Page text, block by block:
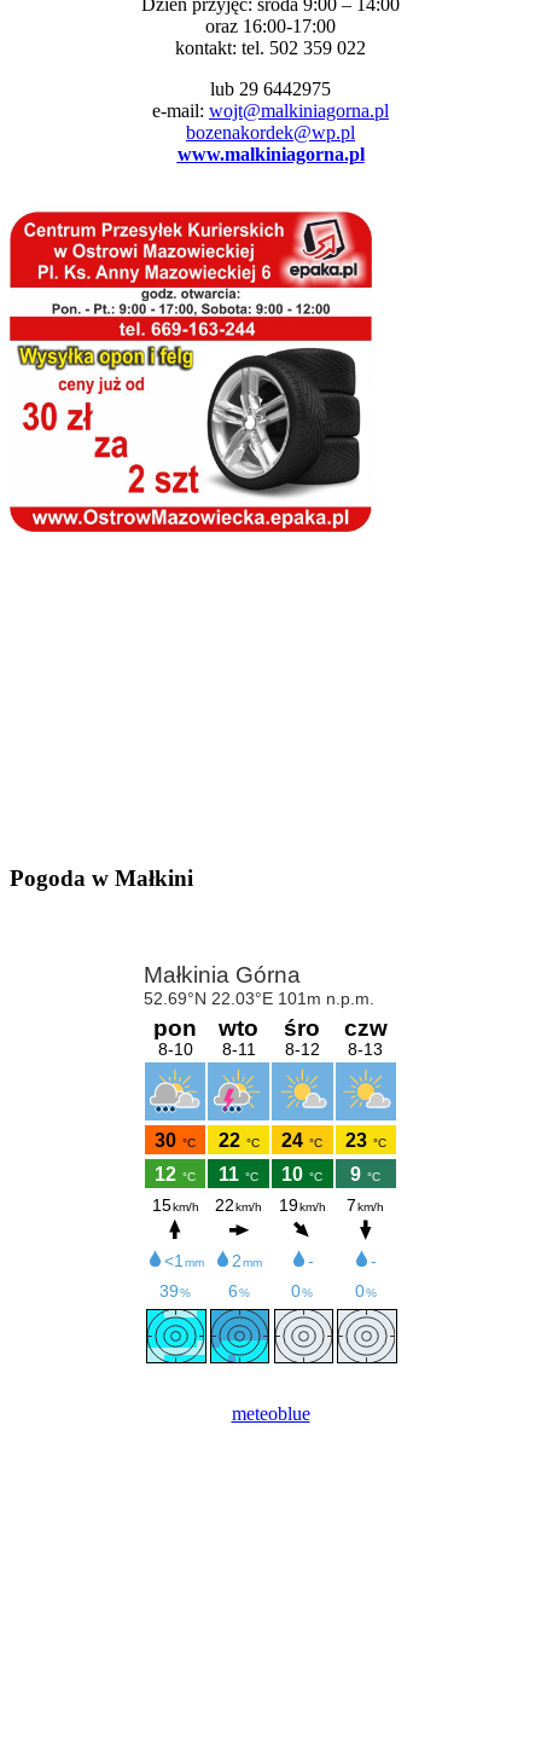
oraz 16:00-17:00
kontakt: tel. 502 359 022
lub 29 6442975
e-mail: wojt@malkiniagorna.pl
bozenakordek@wp.pl
www.malkiniagorna.pl
Pogoda w Małkini
meteoblue